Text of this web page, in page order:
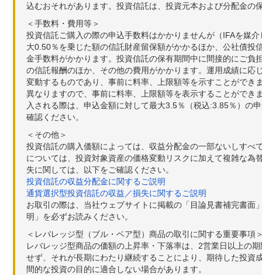
込むおそれがあります。投資信託は、投資元本および分配金の
＜手数料・費用等＞
投資信託ご購入の際の申込手数料はかかりませんが（IFAを媒
大0.50％を乗じた額の信託財産留保額がかかるほか、公社債
金手数料がかかります。投資信託の保有期間中に間接的にご
の信託報酬のほか、その他の費用がかかります。運用成績に
変動するものであり、事前に料率、上限額等を示すことがで
異なりますので、事前に料率、上限額等を表示することがで
入される際は、申込金額に対して最大3.5％（税込:3.85％）の
確認ください。
＜その他＞
投資信託の購入価額によっては、収益分配金の一部ないしす
については、投資対象資産の価格変動リスクに加えて複雑な
失に関しては、以下をご確認ください。
投資信託の収益分配金に関するご説明
通貨選択型投資信託の収益／損失に関するご説明
お取引の際は、当社ウェブサイトに掲載の「目論見書補完書
明」を必ずお読みください。
＜レバレッジ型（ブル・ベア型）商品の取引に関する重要事項
レバレッジ型商品の価額の上昇率・下落率は、2営業日以上の
せず、それが長期にわたり継続することにより、期待した投
間的な投資の目的に適合しない場合があります。